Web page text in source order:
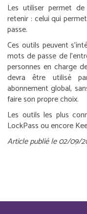
Les utiliser permet
retenir : celui qui
passe.
Ces outils peuvent
mots de passe de
personnes en charge
devra être utilisé
abonnement global,
faire son propre choix.
Les outils les plus
LockPass ou encore
Article publié le 02/09/